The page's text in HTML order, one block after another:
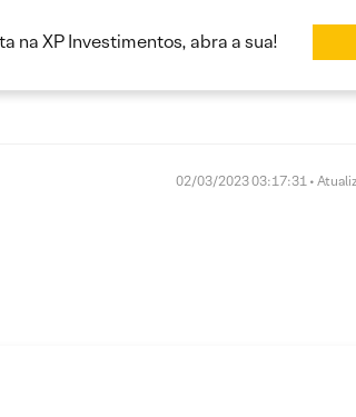
na XP Investimentos, abra a sua!
02/03/2023 03:17:31 •